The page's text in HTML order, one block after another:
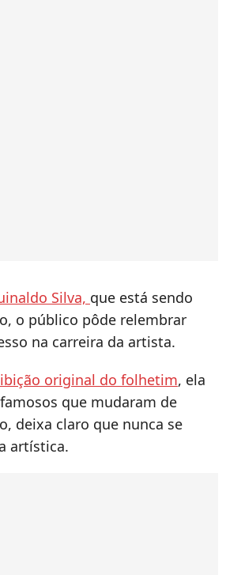
Silva, que está sendo
o público pôde relembrar
na carreira da artista.
original do folhetim, ela
que mudaram de
deixa claro que nunca se
artística.